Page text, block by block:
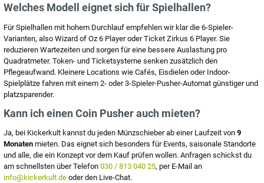
Welches Modell eignet sich für Spielhallen?
Für Spielhallen mit hohem Durchlauf empfehlen wir klar die 6-Spieler-
Varianten, also Wizard of Oz 6 Player oder Ticket Zirkus 6 Player. Sie
reduzieren Wartezeiten und sorgen für eine bessere Auslastung pro
Quadratmeter. Token- und Ticketsysteme senken zusätzlich den
Pflegeaufwand. Kleinere Locations wie Cafés, Eisdielen oder Indoor-
Spielplätze fahren mit einem 2- oder 3-Spieler-Pusher-Automat günstiger und
platzsparender.
Kann ich einen Coin Pusher auch mieten?
Ja, bei Kickerkult kannst du jeden Münzschieber ab einer Laufzeit von 9
Monaten mieten. Das eignet sich besonders für Events, saisonale Standorte
und alle, die ein Konzept vor dem Kauf prüfen wollen. Anfragen schickst du
am schnellsten über Telefon 030 / 813 040 25, per E-Mail an
info@kickerkult.de oder den Live-Chat.